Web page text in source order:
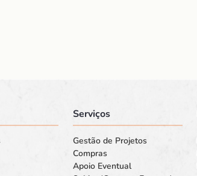
Serviços
Gestão de Projetos
Compras
Apoio Eventual